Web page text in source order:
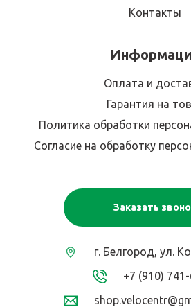
Контакты
Оплата и
Гарантия на
Политика обработки
Согласие на обработку
Заказать
г. Белгород, ул.
+7 (910)